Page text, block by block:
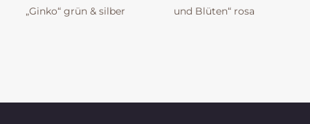
„Ginko“ grün & silber
und Blüten“ rosa